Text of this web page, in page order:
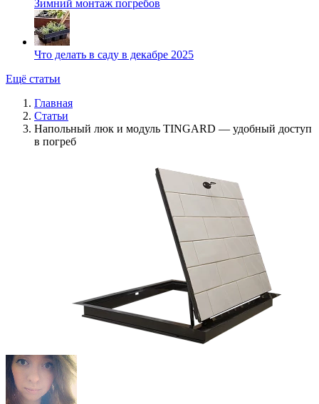
Зимний монтаж погребов
Что делать в саду в декабре 2025
Ещё статьи
Главная
Статьи
Напольный люк и модуль TINGARD — удобный доступ
в погреб